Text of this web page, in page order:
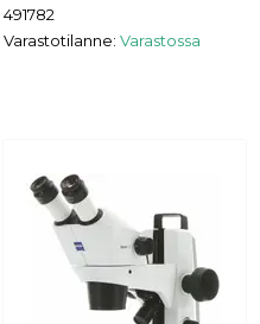
491782
Varastotilanne: Varastossa